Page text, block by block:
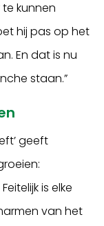
kunnen
hij pas op het
En dat is nu
staan.”
geeft
is elke
van het